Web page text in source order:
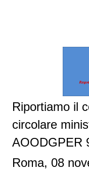
Riportiamo il
circolare
AOODGPER
Roma, 08